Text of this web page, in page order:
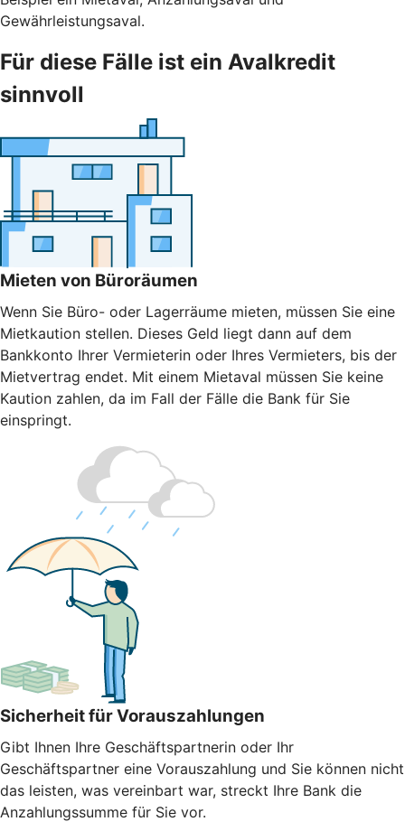
Gewährleistungsaval.
Für diese Fälle ist ein Avalkredit
sinnvoll
Mieten von Büroräumen
Wenn Sie Büro- oder Lagerräume mieten, müssen Sie eine
Mietkaution stellen. Dieses Geld liegt dann auf dem
Bankkonto Ihrer Vermieterin oder Ihres Vermieters, bis der
Mietvertrag endet. Mit einem Mietaval müssen Sie keine
Kaution zahlen, da im Fall der Fälle die Bank für Sie
einspringt.
Sicherheit für Vorauszahlungen
Gibt Ihnen Ihre Geschäftspartnerin oder Ihr
Geschäftspartner eine Vorauszahlung und Sie können nicht
das leisten, was vereinbart war, streckt Ihre Bank die
Anzahlungssumme für Sie vor.